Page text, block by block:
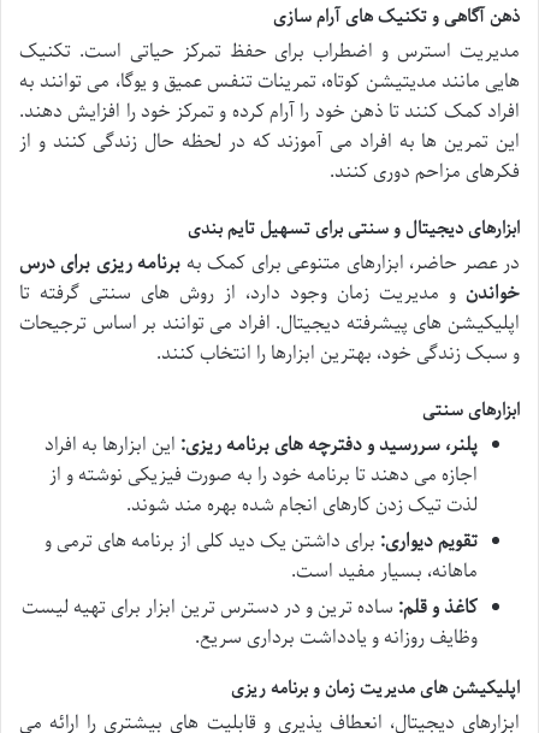
ذهن آگاهی و تکنیک های آرام سازی
مدیریت استرس و اضطراب برای حفظ تمرکز حیاتی است. تکنیک
هایی مانند مدیتیشن کوتاه، تمرینات تنفس عمیق و یوگا، می توانند به
افراد کمک کنند تا ذهن خود را آرام کرده و تمرکز خود را افزایش دهند.
این تمرین ها به افراد می آموزند که در لحظه حال زندگی کنند و از
فکرهای مزاحم دوری کنند.
ابزارهای دیجیتال و سنتی برای تسهیل تایم بندی
در عصر حاضر، ابزارهای متنوعی برای کمک بهبرنامه ریزی برای درس
خواندن و مدیریت زمان وجود دارد، از روش های سنتی گرفته تا
اپلیکیشن های پیشرفته دیجیتال. افراد می توانند بر اساس ترجیحات
و سبک زندگی خود، بهترین ابزارها را انتخاب کنند.
ابزارهای سنتی
پلنر، سررسید و دفترچه های برنامه ریزی: این ابزارها به افراد
اجازه می دهند تا برنامه خود را به صورت فیزیکی نوشته و از
لذت تیک زدن کارهای انجام شده بهره مند شوند.
تقویم دیواری: برای داشتن یک دید کلی از برنامه های ترمی و
ماهانه، بسیار مفید است.
کاغذ و قلم: ساده ترین و در دسترس ترین ابزار برای تهیه لیست
وظایف روزانه و یادداشت برداری سریع.
اپلیکیشن های مدیریت زمان و برنامه ریزی
ابزارهای دیجیتال، انعطاف پذیری و قابلیت های بیشتری را ارائه می